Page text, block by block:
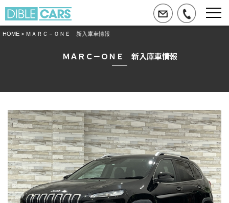
HOME > ＭＡＲＣ－ＯＮＥ 新入庫車情報
ＭＡＲＣ－ＯＮＥ 新入庫車情報